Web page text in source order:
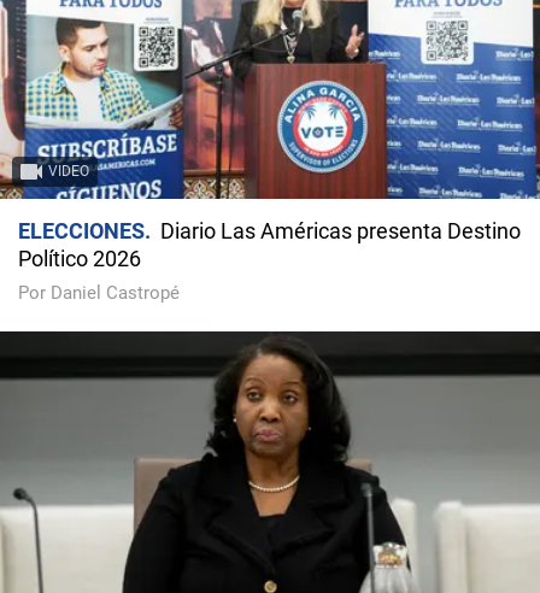
VIDEO
ELECCIONES
Diario Las Américas presenta Destino
Político 2026
Por Daniel Castropé